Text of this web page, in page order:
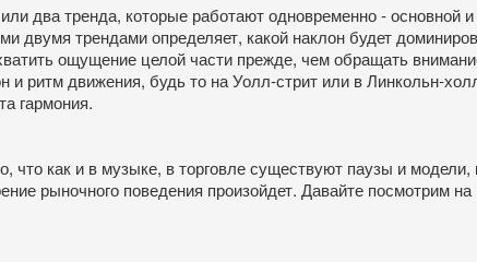
два тренда, которые работают одновременно - основной
двумя трендами определяет, какой наклон будет
ощущение целой части прежде, чем обращать
ритм движения, будь то на Уолл-стрит или в Линкольн-
гармония.
как и в музыке, в торговле существуют паузы и модели,
рыночного поведения произойдет. Давайте посмотрим